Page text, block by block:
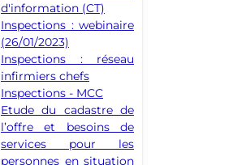
d'information (CT)
Inspections : webinaire
(26/01/2023)
Inspections : réseau
infirmiers chefs
Inspections - MCC
Etude du cadastre de
l’offre et besoins de
services pour les
personnes en situation